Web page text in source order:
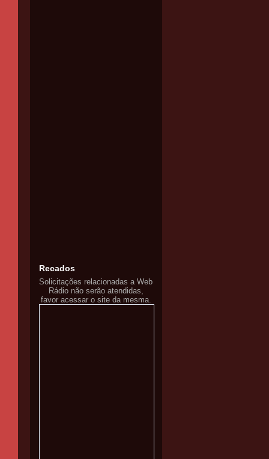
Recados
Solicitações relacionadas a Web
Rádio não serão atendidas,
favor acessar o site da mesma.